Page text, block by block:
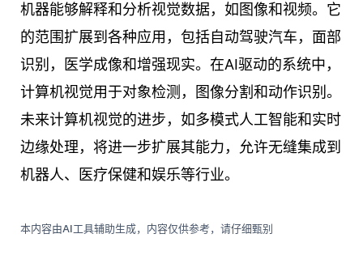
机器能够解释和分析视觉数据，如图像和视频。它
的范围扩展到各种应用，包括自动驾驶汽车，面部
识别，医学成像和增强现实。在AI驱动的系统中，
计算机视觉用于对象检测，图像分割和动作识别。
未来计算机视觉的进步，如多模式人工智能和实时
边缘处理，将进一步扩展其能力，允许无缝集成到
机器人、医疗保健和娱乐等行业。
本内容由AI工具辅助生成，内容仅供参考，请仔细甄别